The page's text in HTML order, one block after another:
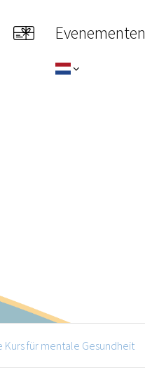
Evenementen
Kurs für mentale Gesundheit